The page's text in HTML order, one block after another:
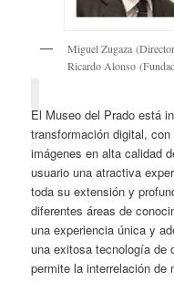
Miguel Zugaza
Ricardo Alonso
El Museo del Prado está
transformación digital,
imágenes en alta calidad
usuario una atractiva
toda su extensión y
diferentes áreas de
una experiencia única y
una exitosa tecnología de
permite la interrelación de